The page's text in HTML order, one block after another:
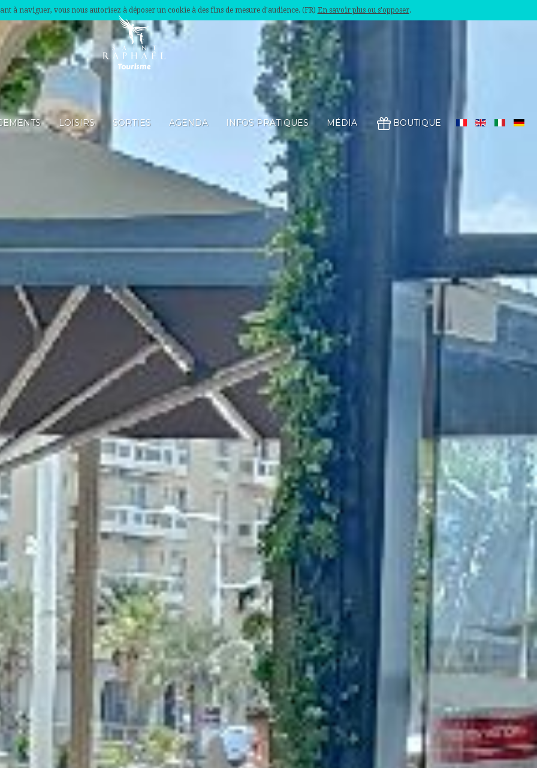
à naviguer, vous nous autorisez à déposer un cookie à des fins de mesure d'audience. (FR) En savoir plus ou s'opposer.
LOISIRS SORTIES AGENDA INFOS PRATIQUES MÉDIA BOUTIQUE